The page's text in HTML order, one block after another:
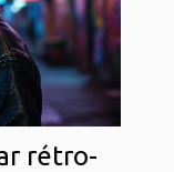
rétro-